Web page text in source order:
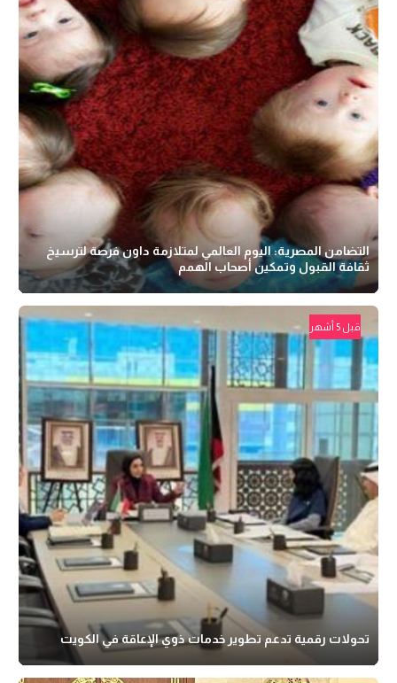
التضامن المصرية: اليوم العالمي لمتلازمة داون فرصة لترسيخ
ثقافة القبول وتمكين أصحاب الهمم
قبل 5 أشهر
تحولات رقمية تدعم تطوير خدمات ذوي الإعاقة في الكويت